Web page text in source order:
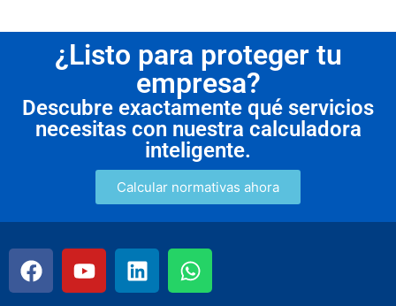
¿Listo para proteger tu
empresa?
Descubre exactamente qué servicios
necesitas con nuestra calculadora
inteligente.
Calcular normativas ahora